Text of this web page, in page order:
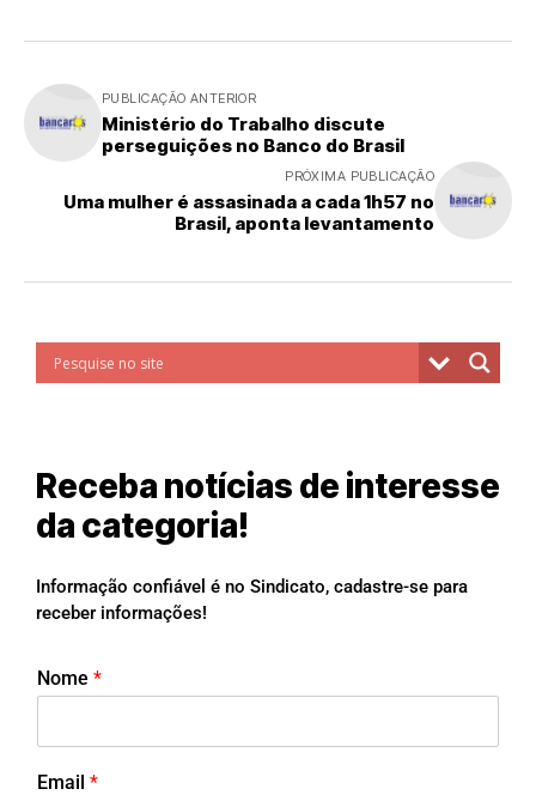
PUBLICAÇÃO ANTERIOR
Ministério do Trabalho discute
perseguições no Banco do Brasil
PRÓXIMA PUBLICAÇÃO
Uma mulher é assasinada a cada 1h57 no
Brasil, aponta levantamento
Receba notícias de interesse
da categoria!
Informação confiável é no Sindicato, cadastre-se para
receber informações!
Nome *
Email *